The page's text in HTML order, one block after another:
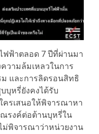
ฟฟ้าตลอด 7 ปีที่ผ่านมา
วามล้มเหลวในการ
และการลิดรอนสิทธิ
บุหรี่ยังคงได้รับ
รเสนอให้พิจารณาหา
รงค์ต่อต้านบุหรี่ใน
ม่พิจารณาว่าหน่วยงาน